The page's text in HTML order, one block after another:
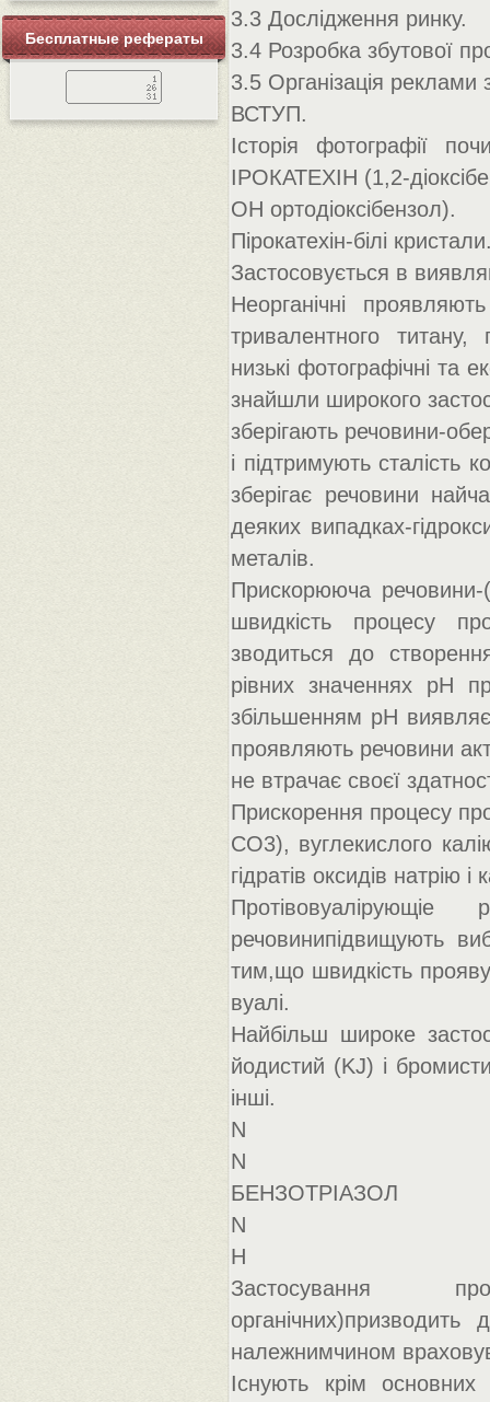
Бесплатные рефераты
3.3 Дослідження ринку.
3.4 Розробка збутової
3.5 Організація реклами
ВСТУП.
Історія фотографії
ІРОКАТЕХІН (1,2-
OH ортодіоксібензол).
Пірокатехін-білі
Застосовується в
Неорганічні
тривалентного титану,
низькі фотографічні та
знайшли широкого
зберігають речовини-
і підтримують сталість
зберігає речовини
деяких випадках-
металів.
Прискорююча речовини-
швидкість процесу
зводиться до
рівних значеннях рН
збільшенням рН виявляє
проявляють речовини
не втрачає своєї
Прискорення процесу
CO3), вуглекислого
гідратів оксидів натрію
речовинипідвищують
тим,що швидкість
вуалі.
Найбільш широке
йодистий (KJ) і
інші.
N
N
БЕНЗОТРІАЗОЛ
N
H
Застосування
належнимчином
Існують крім основних